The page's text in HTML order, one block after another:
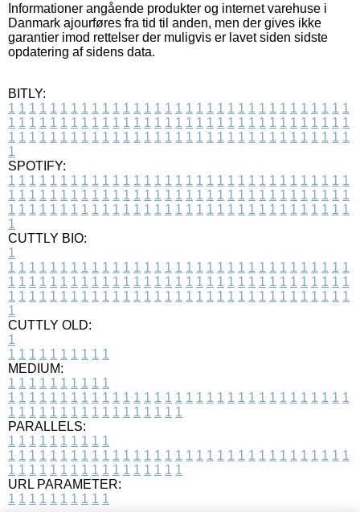
Informationer angående produkter og internet varehuse i
Danmark ajourføres fra tid til anden, men der gives ikke
garantier imod rettelser der muligvis er lavet siden sidste
opdatering af sidens data.
BITLY:
1 1 1 1 1 1 1 1 1 1 1 1 1 1 1 1 1 1 1 1 1 1 1 1 1 1 1 1 1 1 1 1 1
1 1 1 1 1 1 1 1 1 1 1 1 1 1 1 1 1 1 1 1 1 1 1 1 1 1 1 1 1 1 1 1 1
1 1 1 1 1 1 1 1 1 1 1 1 1 1 1 1 1 1 1 1 1 1 1 1 1 1 1 1 1 1 1 1 1
1
SPOTIFY:
1 1 1 1 1 1 1 1 1 1 1 1 1 1 1 1 1 1 1 1 1 1 1 1 1 1 1 1 1 1 1 1 1
1 1 1 1 1 1 1 1 1 1 1 1 1 1 1 1 1 1 1 1 1 1 1 1 1 1 1 1 1 1 1 1 1
1 1 1 1 1 1 1 1 1 1 1 1 1 1 1 1 1 1 1 1 1 1 1 1 1 1 1 1 1 1 1 1 1
1
CUTTLY BIO:
1
1 1 1 1 1 1 1 1 1 1 1 1 1 1 1 1 1 1 1 1 1 1 1 1 1 1 1 1 1 1 1 1 1
1 1 1 1 1 1 1 1 1 1 1 1 1 1 1 1 1 1 1 1 1 1 1 1 1 1 1 1 1 1 1 1 1
1 1 1 1 1 1 1 1 1 1 1 1 1 1 1 1 1 1 1 1 1 1 1 1 1 1 1 1 1 1 1 1 1
1
CUTTLY OLD:
1
1 1 1 1 1 1 1 1 1 1
MEDIUM:
1 1 1 1 1 1 1 1 1 1
1 1 1 1 1 1 1 1 1 1 1 1 1 1 1 1 1 1 1 1 1 1 1 1 1 1 1 1 1 1 1 1 1
1 1 1 1 1 1 1 1 1 1 1 1 1 1 1 1 1
PARALLELS:
1 1 1 1 1 1 1 1 1 1
1 1 1 1 1 1 1 1 1 1 1 1 1 1 1 1 1 1 1 1 1 1 1 1 1 1 1 1 1 1 1 1 1
1 1 1 1 1 1 1 1 1 1 1 1 1 1 1 1 1
URL PARAMETER:
1 1 1 1 1 1 1 1 1 1